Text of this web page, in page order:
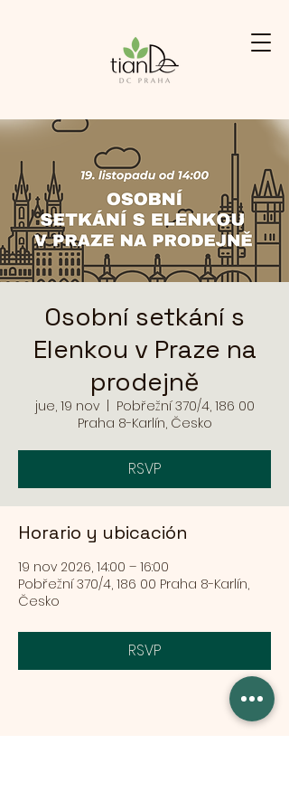
Osobní setkání s
Elenkou v Praze na
prodejně
jue, 19 nov
  |
Pobřežní 370/4, 186 00
Praha 8-Karlín, Česko
RSVP
Horario y ubicación
19 nov 2026, 14:00 – 16:00
Pobřežní 370/4, 186 00 Praha 8-Karlín,
Česko
RSVP